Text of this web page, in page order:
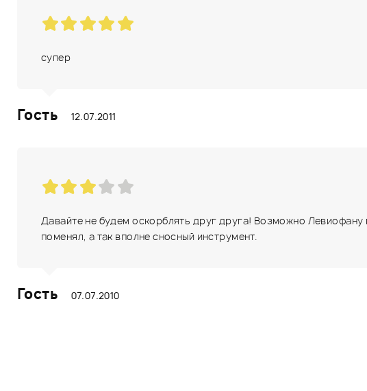
супер
Гость 12.07.2011
Давайте не будем оскорблять друг друга! Возможно Левиофану
поменял, а так вполне сносный инструмент.
Гость 07.07.2010